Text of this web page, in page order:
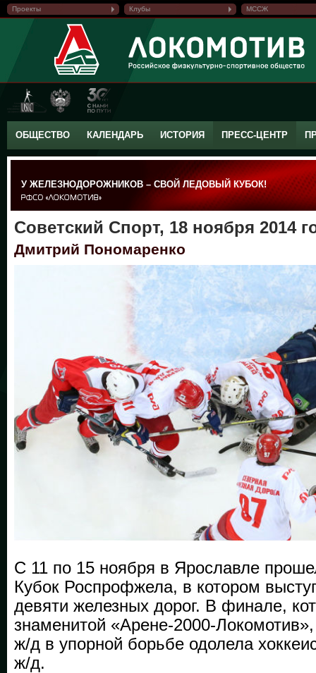
Проекты Клубы МССЖ
ОБЩЕСТВО КАЛЕНДАРЬ ИСТОРИЯ ПРЕСС-ЦЕНТР
У ЖЕЛЕЗНОДОРОЖНИКОВ – СВОЙ ЛЕДОВЫЙ КУБОК!
Советский Спорт, 18 ноября 2014
Дмитрий Пономаренко
С 11 по 15 ноября в Ярославле
Кубок Роспрофжела, в котором
девяти железных дорог. В финале,
знаменитой «Арене-
ж/д в упорной борьбе одолела
ж/д.